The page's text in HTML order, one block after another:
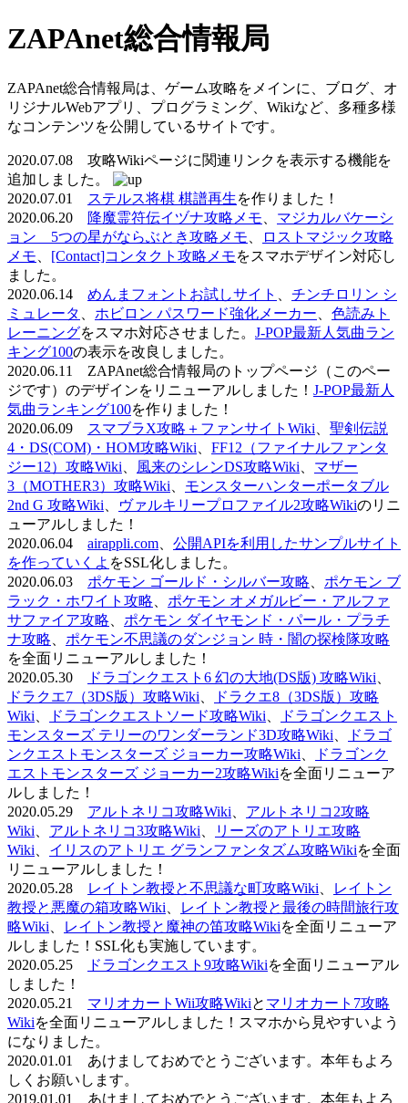
ZAPAnet総合情報局
ZAPAnet総合情報局は、ゲーム攻略をメインに、ブログ、オ
リジナルWebアプリ、プログラミング、Wikiなど、多種多様
なコンテンツを公開しているサイトです。
2020.07.08 攻略Wikiページに関連リンクを表示する機能を
追加しました。
2020.07.01
ステルス将棋 棋譜再生を作りました！
2020.06.20
降魔霊符伝イヅナ攻略メモ
マジカルバケーシ
ョン 5つの星がならぶとき攻略メモ
ロストマジック攻略
メモ
[Contact]コンタクト攻略メモをスマホデザイン対応し
ました。
2020.06.14 めんまフォントお試しサイト
チンチロリン シ
ミュレータ
ホビロン パスワード強化メーカー
色読みト
レーニングをスマホ対応させました。 J-POP最新人気曲ラン
キング100の表示を改良しました。
2020.06.11 ZAPAnet総合情報局のトップページ（このペー
ジです）のデザインをリニューアルしました！ J-POP最新人
気曲ランキング100を作りました！
2020.06.09
スマブラX攻略＋ファンサイトWiki
聖剣伝説
4・DS(COM)・HOM攻略Wiki
FF12（ファイナルファンタ
ジー12）攻略Wiki
風来のシレンDS攻略Wiki
マザー
3（MOTHER3）攻略Wiki
モンスターハンターポータブル
2nd G 攻略Wiki
ヴァルキリープロファイル2攻略Wikiのリニ
ューアルしました！
2020.06.04 airappli.com
公開APIを利用したサンプルサイト
を作っていくよ をSSL化しました。
2020.06.03 ポケモン ゴールド・シルバー攻略
ポケモン ブ
ラック・ホワイト攻略
ポケモン オメガルビー・アルファ
サファイア攻略
ポケモン ダイヤモンド・パール・プラチ
ナ攻略
ポケモン不思議のダンジョン 時・闇の探検隊攻略
を全面リニューアルしました！
2020.05.30
ドラゴンクエスト6 幻の大地(DS版) 攻略Wiki
ドラクエ7（3DS版）攻略Wiki
ドラクエ8（3DS版）攻略
Wiki
ドラゴンクエストソード攻略Wiki
ドラゴンクエスト
モンスターズ テリーのワンダーランド3D攻略Wiki
ドラゴ
ンクエストモンスターズ ジョーカー攻略Wiki
ドラゴンク
エストモンスターズ ジョーカー2攻略Wikiを全面リニューア
ルしました！
2020.05.29 アルトネリコ攻略Wiki
アルトネリコ2攻略
Wiki
アルトネリコ3攻略Wiki
リーズのアトリエ攻略
Wiki
イリスのアトリエ グランファンタズム攻略Wikiを全面
リニューアルしました！
2020.05.28
レイトン教授と不思議な町攻略Wiki
レイトン
教授と悪魔の箱攻略Wiki
レイトン教授と最後の時間旅行攻
略Wiki
レイトン教授と魔神の笛攻略Wikiを全面リニューア
ルしました！SSL化も実施しています。
2020.05.25
ドラゴンクエスト9攻略Wikiを全面リニューアル
しました！
2020.05.21 マリオカートWii攻略Wikiと マリオカート7攻略
Wikiを全面リニューアルしました！スマホから見やすいよう
になりました。
2020.01.01 あけましておめでとうございます。本年もよろ
しくお願いします。
2019.01.01 あけましておめでとうございます。本年もよろ